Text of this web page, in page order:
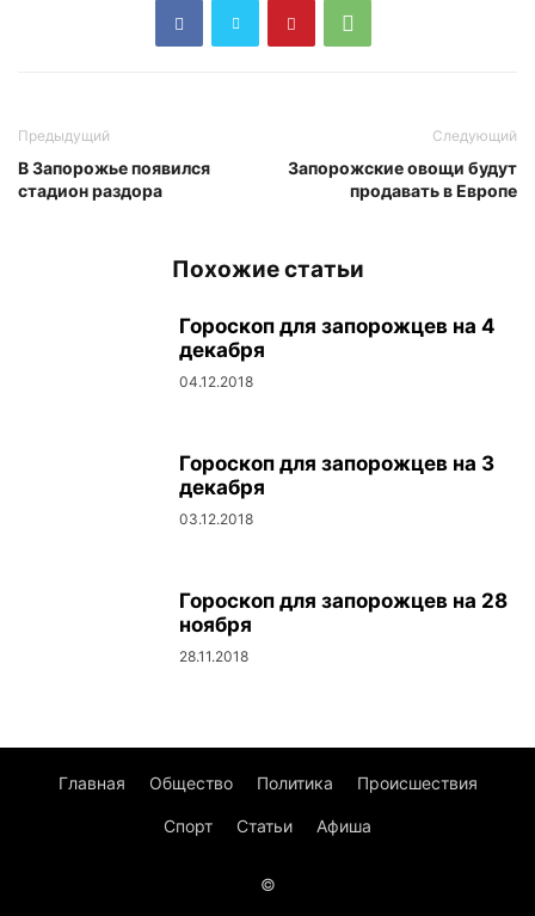
Предыдущий
В Запорожье появился
стадион раздора
Следующий
Запорожские овощи будут
продавать в Европе
Похожие статьи
Гороскоп для запорожцев на 4
декабря
04.12.2018
Гороскоп для запорожцев на 3
декабря
03.12.2018
Гороскоп для запорожцев на 28
ноября
28.11.2018
Главная Общество Политика Происшествия
Спорт Статьи Афиша
©